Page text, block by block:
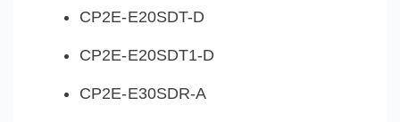
CP2E-E20SDT-D
CP2E-E20SDT1-D
CP2E-E30SDR-A